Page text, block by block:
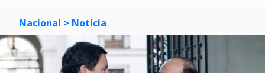
Nacional > Noticia